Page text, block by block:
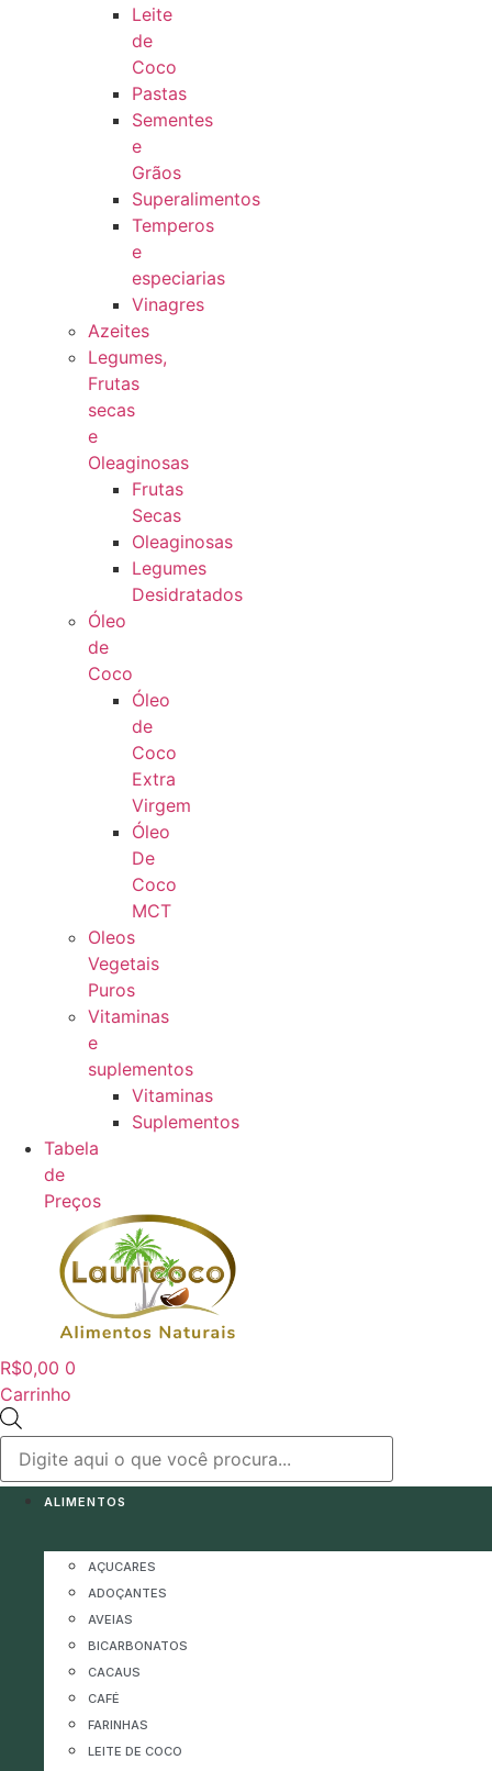
Leite
de
Coco
Pastas
Sementes
e
Grãos
Superalimentos
Temperos
e
especiarias
Vinagres
Azeites
Legumes,
Frutas
secas
e
Oleaginosas
Frutas
Secas
Oleaginosas
Legumes
Desidratados
Óleo
de
Coco
Óleo
de
Coco
Extra
Virgem
Óleo
De
Coco
MCT
Oleos
Vegetais
Puros
Vitaminas
e
suplementos
Vitaminas
Suplementos
Tabela
de
Preços
R$0,00 0
Carrinho
produtos
ALIMENTOS
AÇUCARES
ADOÇANTES
AVEIAS
BICARBONATOS
CACAUS
CAFÉ
FARINHAS
LEITE DE COCO